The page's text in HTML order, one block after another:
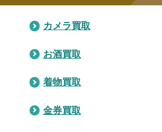
カメラ買取
お酒買取
着物買取
金券買取